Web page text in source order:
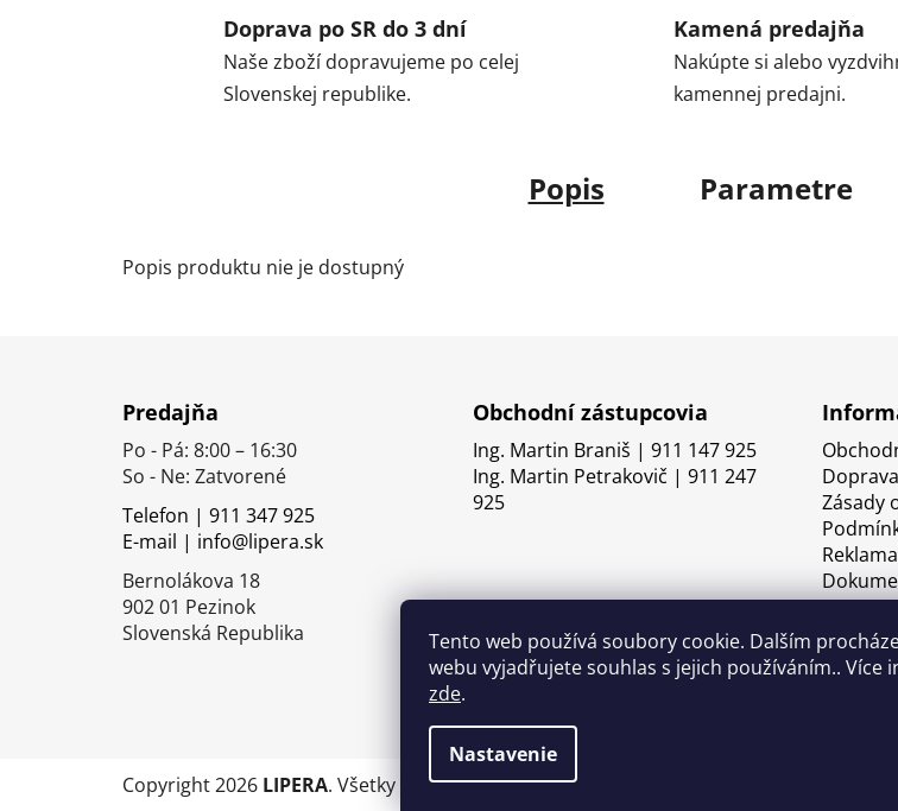
Tento web používá soubory cookie. Dalším
webu vyjadřujete souhlas s jejich používáním.. Více
zde.
Nastavenie
Doprava po SR do 3 dní
Naše zboží dopravujeme po celej
Slovenskej republike.
Kamená predajňa
Nakúpte si alebo
kamennej predajni.
Popis Parametre
Popis produktu nie je dostupný
Predajňa
Po - Pá: 8:00 – 16:30
So - Ne: Zatvorené
Telefon | 911 347 925
E-mail | info@lipera.sk
Bernolákova 18
902 01 Pezinok
Slovenská Republika
Obchodní zástupcovia
Ing. Martin Braniš | 911 147 925
Ing. Martin Petrakovič | 911 247
925
Zásady
Copyright 2026 LIPERA. Všetky práva vyhradené.